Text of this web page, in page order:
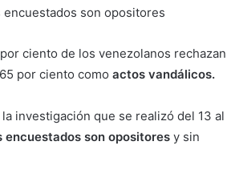
son opositores
ciento de los venezolanos rechazan
por ciento como actos vandálicos.
investigación que se realizó del 13 al
encuestados son opositores y sin